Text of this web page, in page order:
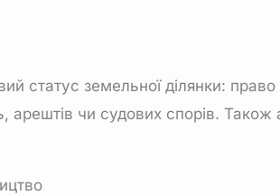
статус земельної ділянки:
арештів чи судових спорів. Також